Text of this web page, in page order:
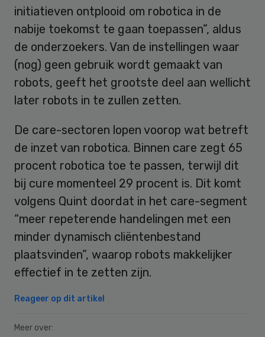
initiatieven ontplooid om robotica in de
nabije toekomst te gaan toepassen”, aldus
de onderzoekers. Van de instellingen waar
(nog) geen gebruik wordt gemaakt van
robots, geeft het grootste deel aan wellicht
later robots in te zullen zetten.
De care-sectoren lopen voorop wat betreft
de inzet van robotica. Binnen care zegt 65
procent robotica toe te passen, terwijl dit
bij cure momenteel 29 procent is. Dit komt
volgens Quint doordat in het care-segment
“meer repeterende handelingen met een
minder dynamisch cliëntenbestand
plaatsvinden”, waarop robots makkelijker
effectief in te zetten zijn.
Reageer op dit artikel
Meer over: